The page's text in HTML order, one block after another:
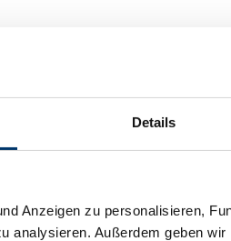
Details
Anzeigen zu personalisieren,
analysieren. Außerdem geben